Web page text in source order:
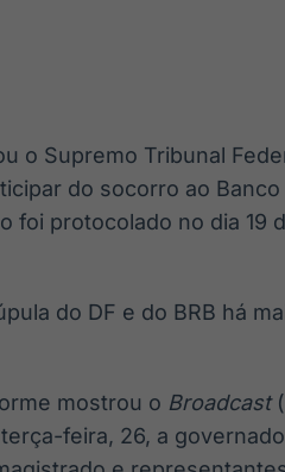
Em breve
Gestão de
Investimentos
Em breve
o Supremo Tribunal
do socorro ao Banco
foi protocolado no dia 19
do DF e do BRB há
mostrou o Broadcast
feira, 26, a